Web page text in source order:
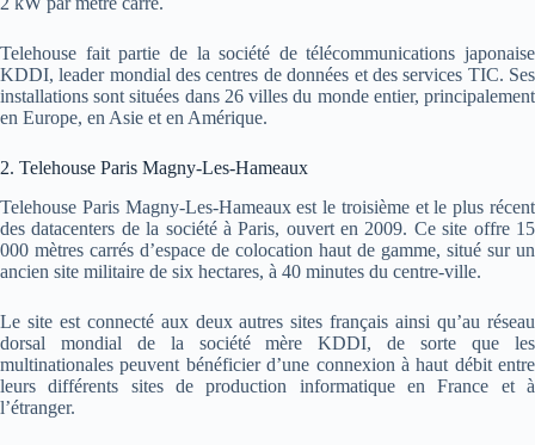
Telehouse fait partie de la société de télécommunications japonaise
KDDI, leader mondial des centres de données et des services TIC. Ses
installations sont situées dans 26 villes du monde entier, principalement
en Europe, en Asie et en Amérique.
2. Telehouse Paris Magny-Les-Hameaux
Telehouse Paris Magny-Les-Hameaux est le troisième et le plus récent
des datacenters de la société à Paris, ouvert en 2009. Ce site offre 15
000 mètres carrés d’espace de colocation haut de gamme, situé sur un
ancien site militaire de six hectares, à 40 minutes du centre-ville.
Le site est connecté aux deux autres sites français ainsi qu’au réseau
dorsal mondial de la société mère KDDI, de sorte que les
multinationales peuvent bénéficier d’une connexion à haut débit entre
leurs différents sites de production informatique en France et à
l’étranger.